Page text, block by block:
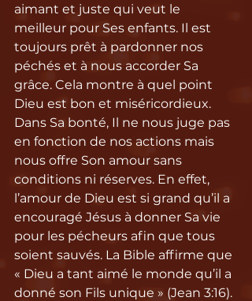
aimant et juste qui veut le
meilleur pour Ses enfants. Il est
toujours prêt à pardonner nos
péchés et à nous accorder Sa
grâce. Cela montre à quel point
Dieu est bon et miséricordieux.
Dans Sa bonté, Il ne nous juge pas
en fonction de nos actions mais
nous offre Son amour sans
conditions ni réserves. En effet,
l’amour de Dieu est si grand qu’il a
encouragé Jésus à donner Sa vie
pour les pécheurs afin que tous
soient sauvés. La Bible affirme que
« Dieu a tant aimé le monde qu’il a
donné son Fils unique » (Jean 3:16).